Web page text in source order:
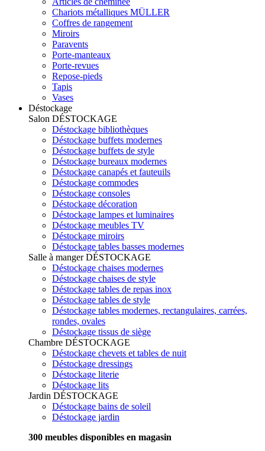
Chariots métalliques MÜLLER
Coffres de rangement
Miroirs
Paravents
Porte-manteaux
Porte-revues
Repose-pieds
Tapis
Vases
Déstockage
Salon DÉSTOCKAGE
Déstockage bibliothèques
Déstockage buffets modernes
Déstockage buffets de style
Déstockage bureaux modernes
Déstockage canapés et fauteuils
Déstockage commodes
Déstockage consoles
Déstockage décoration
Déstockage lampes et luminaires
Déstockage meubles TV
Déstockage miroirs
Déstockage tables basses modernes
Salle à mangerDÉSTOCKAGE
Déstockage chaises modernes
Déstockage chaises de style
Déstockage tables de repas inox
Déstockage tables de style
Déstockage tables modernes, rectangulaires, carrées,
rondes, ovales
Déstockage tissus de siège
Chambre DÉSTOCKAGE
Déstockage chevets et tables de nuit
Déstockage dressings
Déstockage literie
Déstockage lits
Jardin DÉSTOCKAGE
Déstockage bains de soleil
Déstockage jardin
300 meubles disponibles en magasin